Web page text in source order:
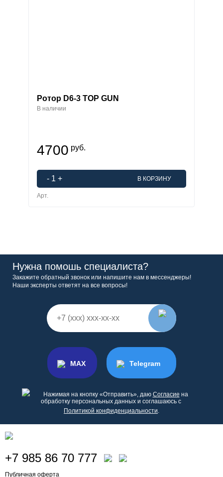
Ротор D6-3 TOP GUN
В наличии
4700 руб.
- 1 + В КОРЗИНУ
Арт.
Нужна помошь специалиста?
Закажите обратный звонок или напишите нам в мессенджеры!
Наши эксперты ответят на все вопросы!
MAX Telegram
Нажимая на кнопку «Отправить», даю Согласие на
обработку персональных данных и соглашаюсь с
Политикой конфиденциальности.
+7 985 86 70 777
Публичная оферта